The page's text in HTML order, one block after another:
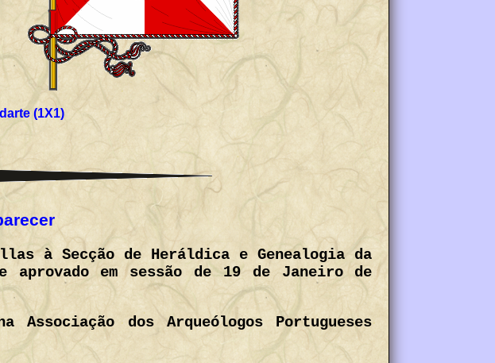
(1X1)
à Secção de Heráldica e Genealogia da
aprovado em sessão de 19 de Janeiro de
dos Arqueólogos Portugueses